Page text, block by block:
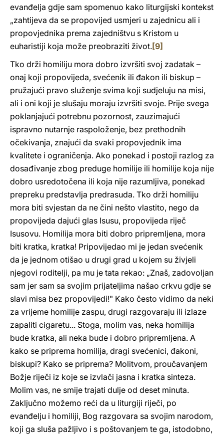
evanđelja gdje sam spomenuo kako liturgijski kontekst
„zahtijeva da se propovijed usmjeri u zajednicu ali i
propovjednika prema zajedništvu s Kristom u
euharistiji koja može preobraziti život.[9]
Tko drži homiliju mora dobro izvršiti svoj zadatak –
onaj koji propovijeda, svećenik ili đakon ili biskup –
pružajući pravo služenje svima koji sudjeluju na misi,
ali i oni koji je slušaju moraju izvršiti svoje. Prije svega
poklanjajući potrebnu pozornost, zauzimajući
ispravno nutarnje raspoloženje, bez prethodnih
očekivanja, znajući da svaki propovjednik ima
kvalitete i ograničenja. Ako ponekad i postoji razlog za
dosađivanje zbog preduge homilije ili homilije koja nije
dobro usredotočena ili koja nije razumljiva, ponekad
prepreku predstavlja predrasuda. Tko drži homiliju
mora biti svjestan da ne čini nešto vlastito, nego da
propovijeda dajući glas Isusu, propovijeda riječ
Isusovu. Homilija mora biti dobro pripremljena, mora
biti kratka, kratka! Pripovijedao mi je jedan svećenik
da je jednom otišao u drugi grad u kojem su živjeli
njegovi roditelji, pa mu je tata rekao: „Znaš, zadovoljan
sam jer sam sa svojim prijateljima našao crkvu gdje se
slavi misa bez propovijedi!" Kako često vidimo da neki
za vrijeme homilije zaspu, drugi razgovaraju ili izlaze
zapaliti cigaretu... Stoga, molim vas, neka homilija
bude kratka, ali neka bude i dobro pripremljena. A
kako se priprema homilija, dragi svećenici, đakoni,
biskupi? Kako se priprema? Molitvom, proučavanjem
Božje riječi iz koje se izvlači jasna i kratka sinteza.
Molim vas, ne smije trajati dulje od deset minuta.
Zaključno možemo reći da u liturgiji riječi, po
evanđelju i homiliji, Bog razgovara sa svojim narodom,
koji ga sluša pažljivo i s poštovanjem te ga, istodobno,